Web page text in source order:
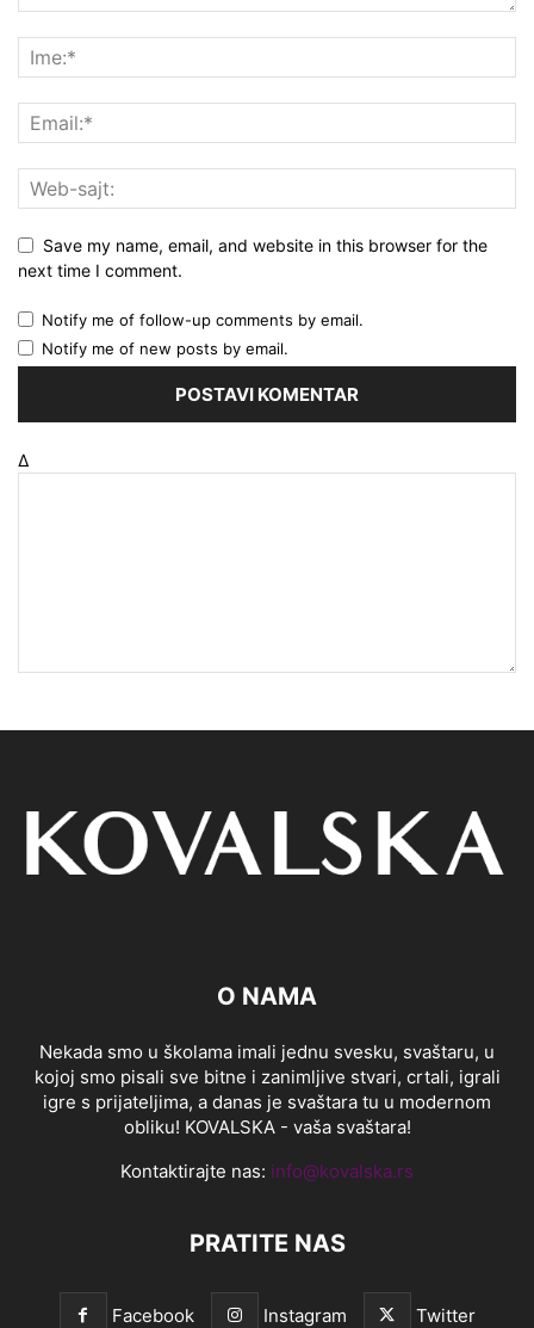
Save my name, email, and website in this browser for the
next time I comment.
Notify me of follow-up comments by email.
Notify me of new posts by email.
Δ
O NAMA
Nekada smo u školama imali jednu svesku, svaštaru, u
kojoj smo pisali sve bitne i zanimljive stvari, crtali, igrali
igre s prijateljima, a danas je svaštara tu u modernom
obliku! KOVALSKA - vaša svaštara!
Kontaktirajte nas: info@kovalska.rs
PRATITE NAS
Facebook Instagram Twitter